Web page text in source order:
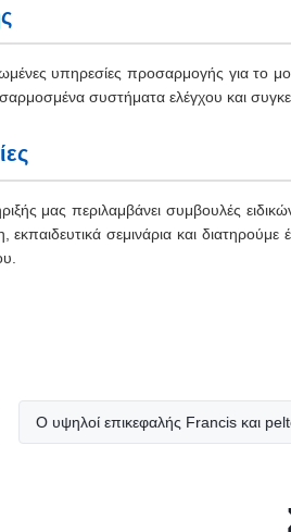
υπηρεσίες προσαρμογής για το
συστήματα ελέγχου και
μας περιλαμβάνει συμβουλές
σεμινάρια και
Ο υψηλοί επικεφαλής Francis και pelton